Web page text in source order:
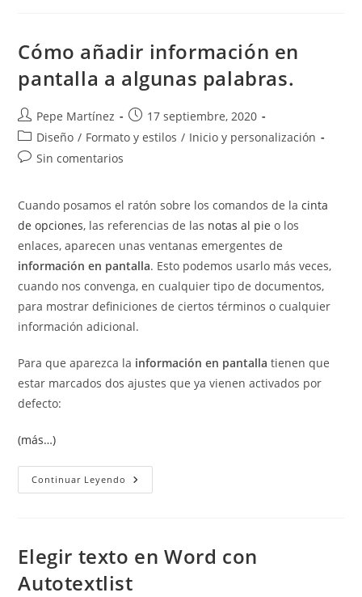
AutoTextList
Cómo añadir información en
pantalla a algunas palabras.
Autor
de
la
entrada:
Pepe Martínez
Publicación
de
la
17 septiembre, 2020
Categoría
de
Diseño / Formato y estilos / Inicio y personalización
Comentarios
entrada:
Sin comentarios
Cuando posamos el ratón sobre los comandos de lacinta
de opciones, las referencias de las notas al pie o los
enlaces, aparecen unas ventanas emergentes de
información en pantalla. Esto podemos usarlo más veces,
cuando nos convenga, en cualquier tipo de documentos,
para mostrar definiciones de ciertos términos o cualquier
información adicional.
Para que aparezca la información en pantalla tienen que
estar marcados dos ajustes que ya vienen activados por
defecto:
(más…)
Continuar Leyendo Cómo
Añadir
Algunas
Palabras.
Elegir texto en Word con
Autotextlist